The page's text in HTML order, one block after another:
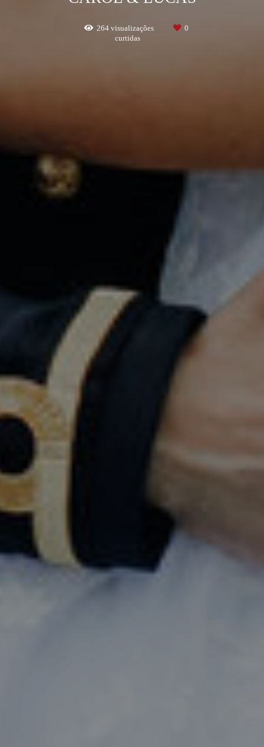
264 visualizações
0
curtidas